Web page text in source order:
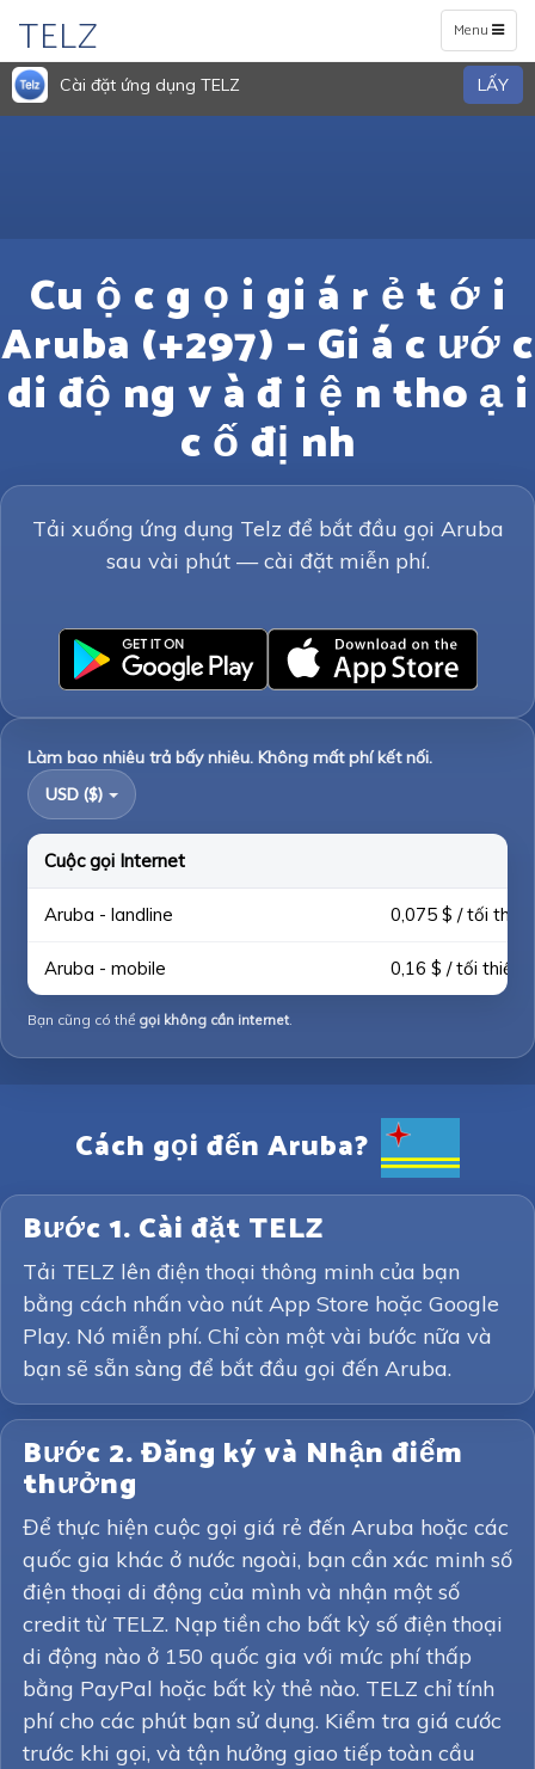
Toggle
navigation
Menu
TELZ
Cài đặt ứng dụng TELZ LẤY
Cu ộ c g ọ i gi á r ẻ t ớ i
Aruba (+297) – Gi á c ướ c
di độ ng v à đ i ệ n tho ạ i
c ố đị nh
Tải xuống ứng dụng Telz để bắt đầu gọi Aruba
sau vài phút — cài đặt miễn phí.
Làm bao nhiêu trả bấy nhiêu. Không mất phí kết nối.
USD ($)
Cuộc gọi Internet
Aruba - landline 0,075 $ / tối thiểu
Aruba - mobile 0,16 $ / tối thiểu
Bạn cũng có thể gọi không cần internet.
Cách gọi đến Aruba?
Bước 1. Cài đặt TELZ
Tải TELZ lên điện thoại thông minh của bạn
bằng cách nhấn vào nút App Store hoặc Google
Play. Nó miễn phí. Chỉ còn một vài bước nữa và
bạn sẽ sẵn sàng để bắt đầu gọi đến Aruba.
Bước 2. Đăng ký và Nhận điểm
thưởng
Để thực hiện cuộc gọi giá rẻ đến Aruba hoặc các
quốc gia khác ở nước ngoài, bạn cần xác minh số
điện thoại di động của mình và nhận một số
credit từ TELZ. Nạp tiền cho bất kỳ số điện thoại
di động nào ở 150 quốc gia với mức phí thấp
bằng PayPal hoặc bất kỳ thẻ nào. TELZ chỉ tính
phí cho các phút bạn sử dụng. Kiểm tra giá cước
trước khi gọi, và tận hưởng giao tiếp toàn cầu